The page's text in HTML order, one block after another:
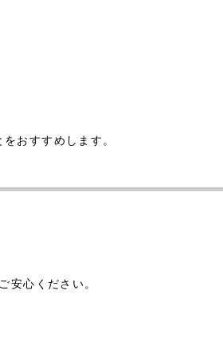
おすすめします。
安心ください。